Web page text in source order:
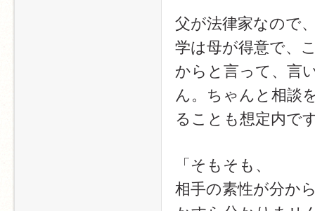
父が法律家なので
学は母が得意で、
からと言って、言
ん。ちゃんと相談
ることも想定内で
「そもそも、
相手の素性が分か